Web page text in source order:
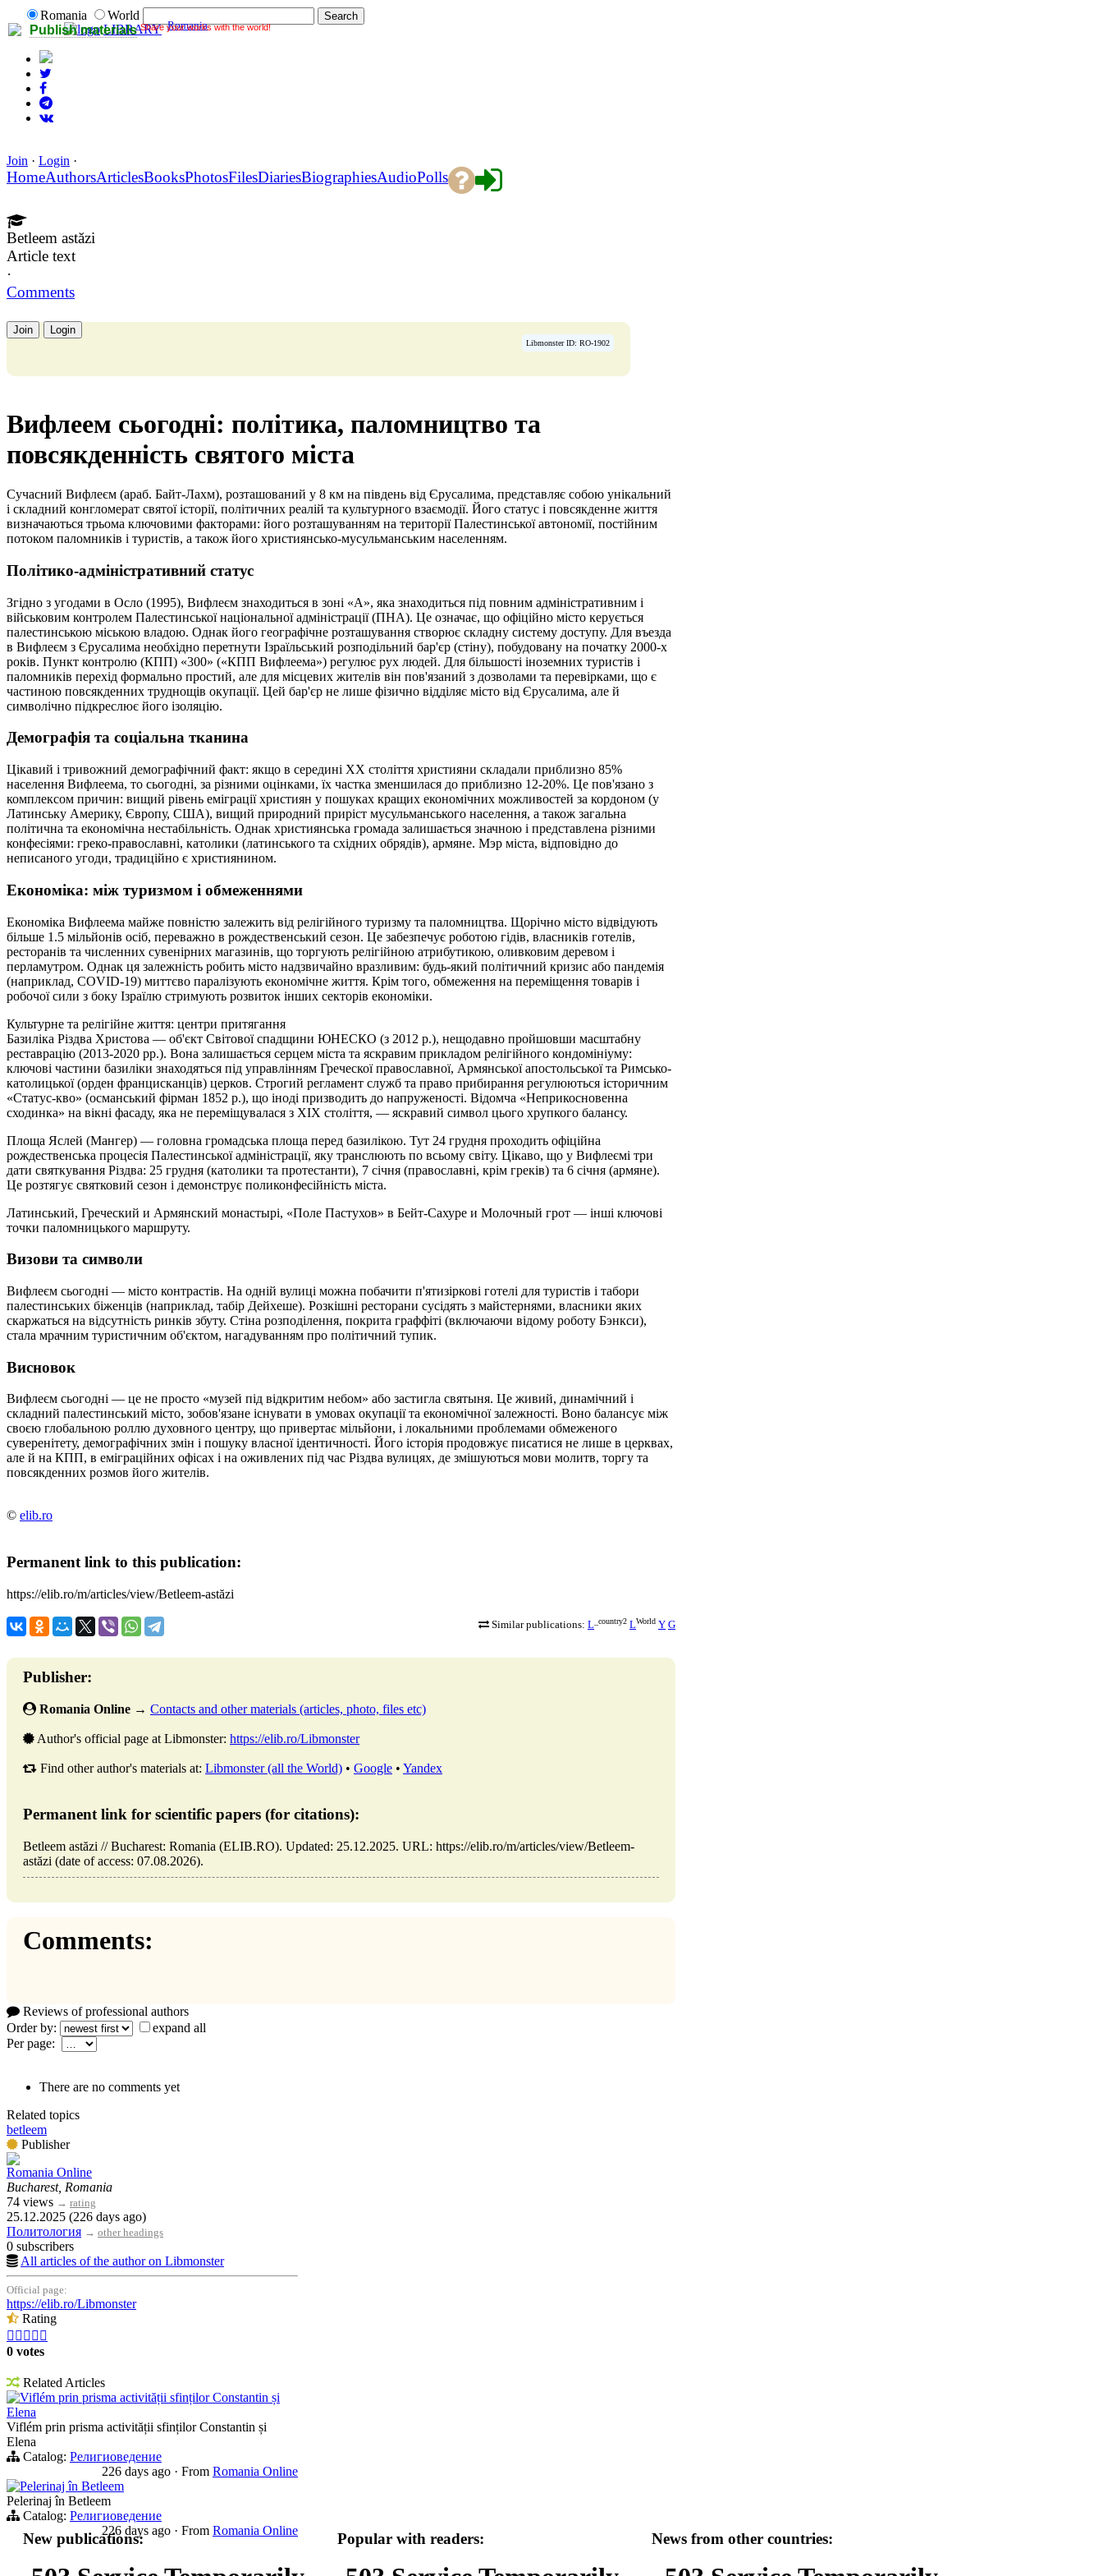
Publish materials Share your works with the world!
Romania
World
LIBRARY Romania
Join · Login ·
HomeAuthorsArticlesBooksPhotosFilesDiariesBiographiesAudioPolls
Betleem astăzi
Article text
·
Comments
Join Login
Libmonster ID: RO-1902
Вифлеем сьогодні: політика, паломництво та
повсякденність святого міста
Сучасний Вифлеєм (араб. Байт-Лахм), розташований у 8 км на південь від Єрусалима, представляє собою унікальний
і складний конгломерат святої історії, політичних реалій та культурного взаємодії. Його статус і повсякденне життя
визначаються трьома ключовими факторами: його розташуванням на території Палестинської автономії, постійним
потоком паломників і туристів, а також його християнсько-мусульманським населенням.
Політико-адміністративний статус
Згідно з угодами в Осло (1995), Вифлеєм знаходиться в зоні «А», яка знаходиться під повним адміністративним і
військовим контролем Палестинської національної адміністрації (ПНА). Це означає, що офіційно місто керується
палестинською міською владою. Однак його географічне розташування створює складну систему доступу. Для въезда
в Вифлеєм з Єрусалима необхідно перетнути Ізраїльський розподільний бар'єр (стіну), побудовану на початку 2000-х
років. Пункт контролю (КПП) «300» («КПП Вифлеема») регулює рух людей. Для більшості іноземних туристів і
паломників перехід формально простий, але для місцевих жителів він пов'язаний з дозволами та перевірками, що є
частиною повсякденних труднощів окупації. Цей бар'єр не лише фізично відділяє місто від Єрусалима, але й
символічно підкреслює його ізоляцію.
Демографія та соціальна тканина
Цікавий і тривожний демографічний факт: якщо в середині XX століття християни складали приблизно 85%
населення Вифлеема, то сьогодні, за різними оцінками, їх частка зменшилася до приблизно 12-20%. Це пов'язано з
комплексом причин: вищий рівень еміграції християн у пошуках кращих економічних можливостей за кордоном (у
Латинську Америку, Європу, США), вищий природний приріст мусульманського населення, а також загальна
політична та економічна нестабільність. Однак християнська громада залишається значною і представлена різними
конфесіями: греко-православні, католики (латинського та східних обрядів), армяне. Мэр міста, відповідно до
неписаного угоди, традиційно є християнином.
Економіка: між туризмом і обмеженнями
Економіка Вифлеема майже повністю залежить від релігійного туризму та паломництва. Щорічно місто відвідують
більше 1.5 мільйонів осіб, переважно в рождественський сезон. Це забезпечує роботою гідів, власників готелів,
ресторанів та численних сувенірних магазинів, що торгують релігійною атрибутикою, оливковим деревом і
перламутром. Однак ця залежність робить місто надзвичайно вразливим: будь-який політичний кризис або пандемія
(наприклад, COVID-19) миттєво паралізують економічне життя. Крім того, обмеження на переміщення товарів і
робочої сили з боку Ізраїлю стримують розвиток інших секторів економіки.
Культурне та релігійне життя: центри притягання
Базиліка Різдва Христова — об'єкт Світової спадщини ЮНЕСКО (з 2012 р.), нещодавно пройшовши масштабну
реставрацію (2013-2020 рр.). Вона залишається серцем міста та яскравим прикладом релігійного кондомініуму:
ключові частини базиліки знаходяться під управлінням Греческої православної, Армянської апостольської та Римсько-
католицької (орден францисканців) церков. Строгий регламент служб та право прибирання регулюються історичним
«Статус-кво» (османський фірман 1852 р.), що іноді призводить до напруженості. Відомча «Неприкосновенна
сходинка» на вікні фасаду, яка не переміщувалася з XIX століття, — яскравий символ цього хрупкого балансу.
Площа Яслей (Мангер) — головна громадська площа перед базилікою. Тут 24 грудня проходить офіційна
рождественська процесія Палестинської адміністрації, яку транслюють по всьому світу. Цікаво, що у Вифлеємі три
дати святкування Різдва: 25 грудня (католики та протестанти), 7 січня (православні, крім греків) та 6 січня (армяне).
Це розтягує святковий сезон і демонструє поликонфесійність міста.
Латинський, Греческий и Армянский монастырі, «Поле Пастухов» в Бейт-Сахуре и Молочный грот — інші ключові
точки паломницького маршруту.
Визови та символи
Вифлеєм сьогодні — місто контрастів. На одній вулиці можна побачити п'ятизіркові готелі для туристів і табори
палестинських біженців (наприклад, табір Дейхеше). Розкішні ресторани сусідять з майстернями, власники яких
скаржаться на відсутність ринків збуту. Стіна розподілення, покрита граффіті (включаючи відому роботу Бэнкси),
стала мрачним туристичним об'єктом, нагадуванням про політичний тупик.
Висновок
Вифлеєм сьогодні — це не просто «музей під відкритим небом» або застигла святыня. Це живий, динамічний і
складний палестинський місто, зобов'язане існувати в умовах окупації та економічної залежності. Воно балансує між
своєю глобальною роллю духовного центру, що привертає мільйони, і локальними проблемами обмеженого
суверенітету, демографічних змін і пошуку власної ідентичності. Його історія продовжує писатися не лише в церквах,
але й на КПП, в еміграційних офісах і на оживлених під час Різдва вулицях, де змішуються мови молитв, торгу та
повсякденних розмов його жителів.
© elib.ro
Permanent link to this publication:
https://elib.ro/m/articles/view/Betleem-astăzi
Similar publications: L _country2 LWorld Y G
Publisher:
Romania Online → Contacts and other materials (articles, photo, files etc)
Author's official page at Libmonster: https://elib.ro/Libmonster
Find other author's materials at: Libmonster (all the World) • Google • Yandex
Permanent link for scientific papers (for citations):
Betleem astăzi // Bucharest: Romania (ELIB.RO). Updated: 25.12.2025. URL: https://elib.ro/m/articles/view/Betleem-
astăzi (date of access: 07.08.2026).
Comments:
Reviews of professional authors
Order by:
expand all
Per page:
There are no comments yet
Related topics
betleem
Publisher
Romania Online
Bucharest, Romania
74 views → rating
25.12.2025 (226 days ago)
Политология → other headings
0 subscribers
All articles of the author on Libmonster
Official page:
https://elib.ro/Libmonster
Rating
    
0 votes
Related Articles
Viflém prin prisma activității sfinților Constantin și
Elena
Viflém prin prisma activității sfinților Constantin și
Elena
Catalog: Религиоведение
226 days ago · From Romania Online
Pelerinaj în Betleem
Pelerinaj în Betleem
Catalog: Религиоведение
226 days ago · From Romania Online
New publications: Popular with readers: News from other countries: